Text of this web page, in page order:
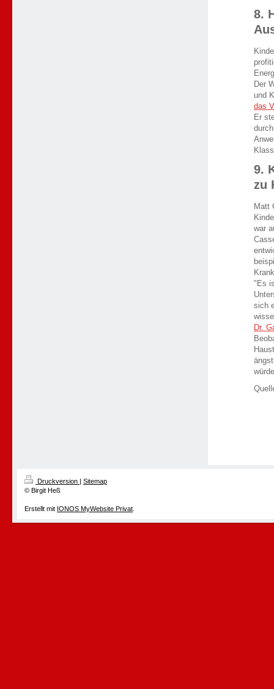
8.
Der
und
das
Er
9.
zu
Matt
war
"Es
sich
Dr.
Druckversion | Sitemap
© Birgit Heß
Erstellt mit IONOS MyWebsite Privat